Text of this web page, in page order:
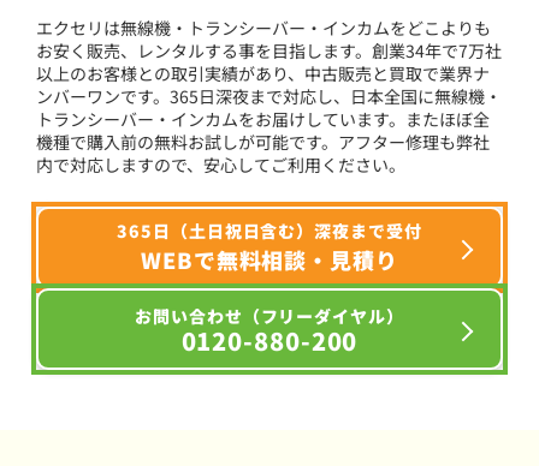
エクセリは無線機・トランシーバー・インカムをどこよりも
お安く販売、レンタルする事を目指します。創業34年で7万社
以上のお客様との取引実績があり、中古販売と買取で業界ナ
ンバーワンです。365日深夜まで対応し、日本全国に無線機・
トランシーバー・インカムをお届けしています。またほぼ全
機種で購入前の無料お試しが可能です。アフター修理も弊社
内で対応しますので、安心してご利用ください。
365日（土日祝日含む）深夜まで受付
WEBで無料相談・見積り
お問い合わせ（フリーダイヤル）
0120-880-200